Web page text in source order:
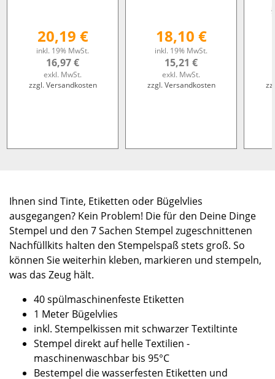
20,19 €
inkl. 19% MwSt.
16,97 €
exkl. MwSt.
zzgl. Versandkosten
18,10 €
inkl. 19% MwSt.
15,21 €
exkl. MwSt.
zzgl. Versandkosten
Ihnen sind Tinte, Etiketten oder Bügelvlies
ausgegangen? Kein Problem! Die für den Deine Dinge
Stempel und den 7 Sachen Stempel zugeschnittenen
Nachfüllkits halten den Stempelspaß stets groß. So
können Sie weiterhin kleben, markieren und stempeln,
was das Zeug hält.
40 spülmaschinenfeste Etiketten
1 Meter Bügelvlies
inkl. Stempelkissen mit schwarzer Textiltinte
Stempel direkt auf helle Textilien -
maschinenwaschbar bis 95°C
Bestempel die wasserfesten Etiketten und